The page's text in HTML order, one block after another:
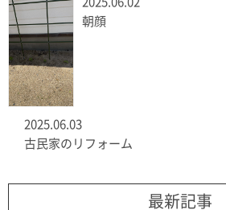
朝顔
2025.06.03
古民家のリフォーム
最新記事